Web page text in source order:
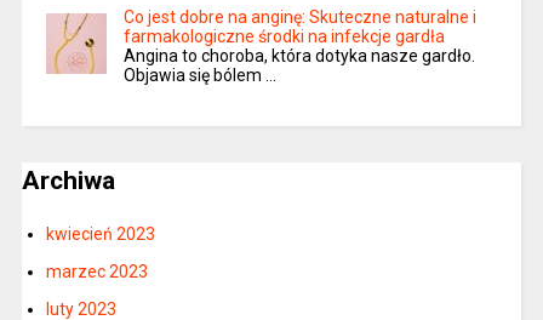
Co jest dobre na anginę: Skuteczne naturalne i
farmakologiczne środki na infekcje gardła
Angina to choroba, która dotyka nasze gardło.
Objawia się bólem …
Archiwa
kwiecień 2023
marzec 2023
luty 2023